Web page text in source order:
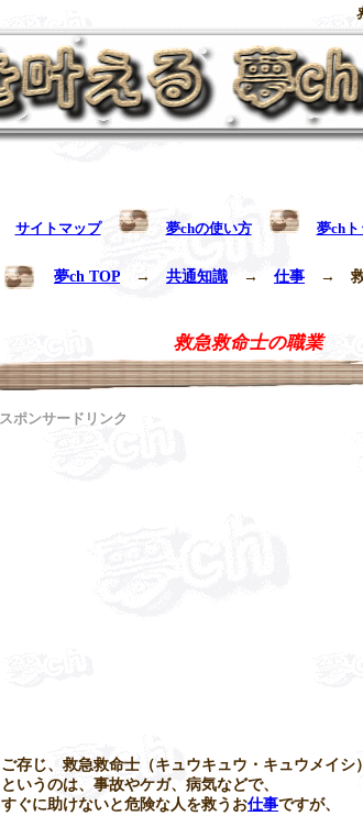
サイトマップ 夢chの使い方 夢chト
夢ch TOP → 共通知識 → 仕事 →
救急救命士の職業
スポンサードリンク
ご存じ、救急救命士（キュウキュウ・キュウメイシ
というのは、事故やケガ、病気などで、
すぐに助けないと危険な人を救うお仕事ですが、